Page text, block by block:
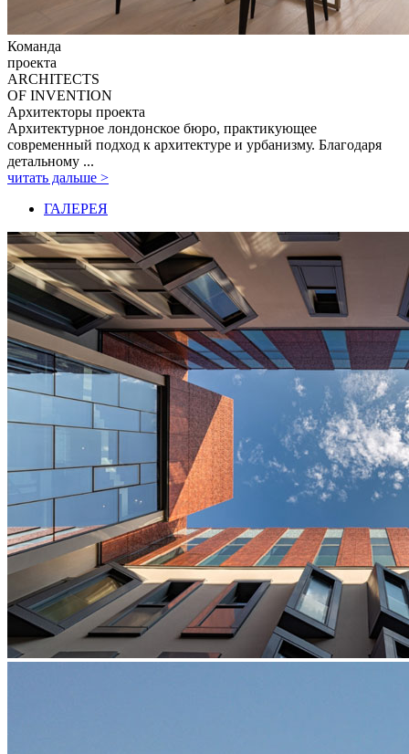
Команда
проекта
ARCHITECTS
OF INVENTION
Архитекторы проекта
Архитектурное лондонское бюро, практикующее
современный подход к архитектуре и урбанизму. Благодаря
детальному ...
читать дальше >
ГАЛЕРЕЯ